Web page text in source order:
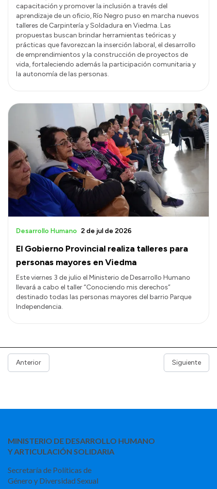
capacitación y promover la inclusión a través del
aprendizaje de un oficio, Río Negro puso en marcha nuevos
talleres de Carpintería y Soldadura en Viedma. Las
propuestas buscan brindar herramientas teóricas y
prácticas que favorezcan la inserción laboral, el desarrollo
de emprendimientos y la construcción de proyectos de
vida, fortaleciendo además la participación comunitaria y
la autonomía de las personas.
El Gobierno Provincial realiza talleres para
personas mayores en Viedma
Desarrollo Humano 2 de jul de 2026
Este viernes 3 de julio el Ministerio de Desarrollo Humano
llevará a cabo el taller “Conociendo mis derechos”
destinado todas las personas mayores del barrio Parque
Independencia.
Anterior Siguiente
MINISTERIO DE DESARROLLO HUMANO
Y ARTICULACIÓN SOLIDARIA
Secretaría de Políticas de
Género y Diversidad Sexual